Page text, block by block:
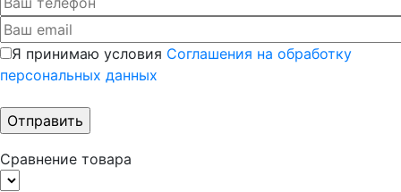
Я принимаю условия Соглашения на обработку
персональных данных
Сравнение товара